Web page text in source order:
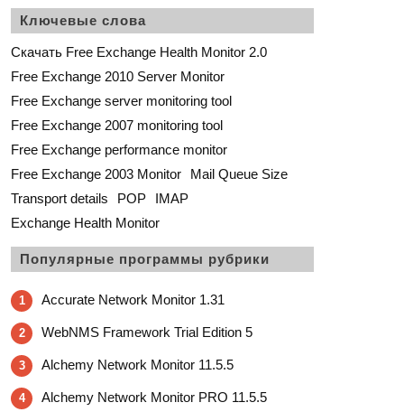
Ключевые слова
Скачать Free Exchange Health Monitor 2.0
Free Exchange 2010 Server Monitor
Free Exchange server monitoring tool
Free Exchange 2007 monitoring tool
Free Exchange performance monitor
Free Exchange 2003 Monitor
Mail Queue Size
Transport details
POP
IMAP
Exchange Health Monitor
Популярные программы рубрики
1 Accurate Network Monitor 1.31
2 WebNMS Framework Trial Edition 5
3 Alchemy Network Monitor 11.5.5
4 Alchemy Network Monitor PRO 11.5.5